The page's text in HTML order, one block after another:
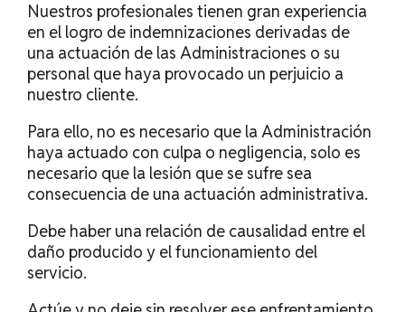
Nuestros profesionales tienen gran experiencia
en el logro de indemnizaciones derivadas de
una actuación de las Administraciones o su
personal que haya provocado un perjuicio a
nuestro cliente.
Para ello, no es necesario que la Administración
haya actuado con culpa o negligencia, solo es
necesario que la lesión que se sufre sea
consecuencia de una actuación administrativa.
Debe haber una relación de causalidad entre el
daño producido y el funcionamiento del
servicio.